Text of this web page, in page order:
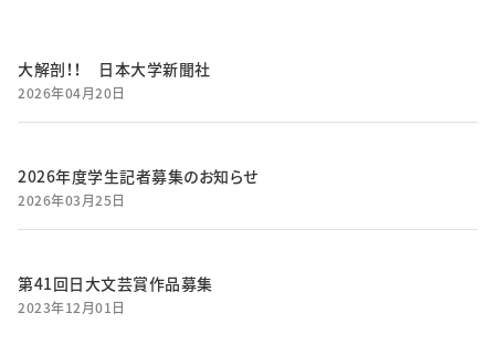
大解剖！！ 日本大学新聞社
2026年04月20日
2026年度学生記者募集のお知らせ
2026年03月25日
第41回日大文芸賞作品募集
2023年12月01日